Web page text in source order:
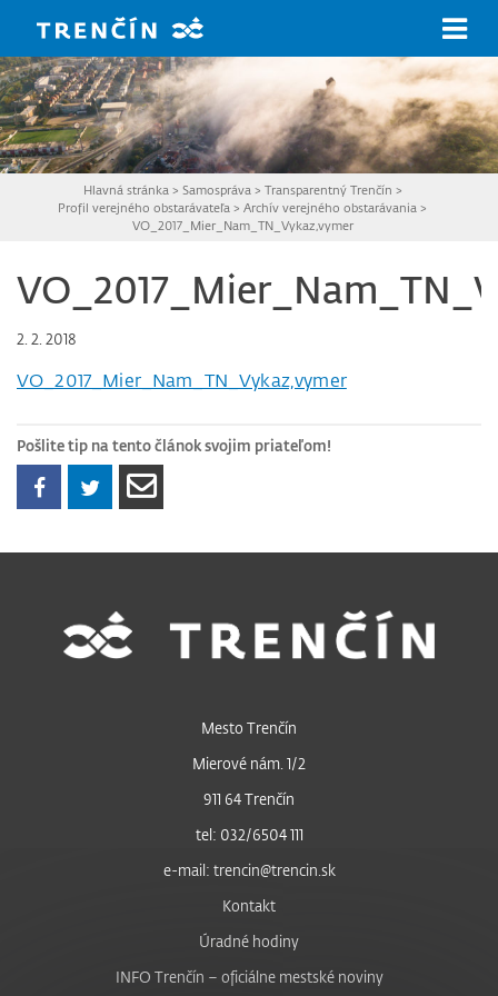
Hlavná stránka > Samospráva > Transparentný Trenčín >
Profil verejného obstarávateľa >Archív verejného obstarávania >
VO_2017_Mier_Nam_TN_Vykaz,vymer
2. 2. 2018
VO_2017_Mier_Nam_TN_Vykaz,vymer
Pošlite tip na tento článok svojim priateľom!
Mesto Trenčín
Mierové nám. 1/2
911 64 Trenčín
tel: 032/6504 111
e-mail: trencin@trencin.sk
Kontakt
Úradné hodiny
INFO Trenčín – oficiálne mestské noviny